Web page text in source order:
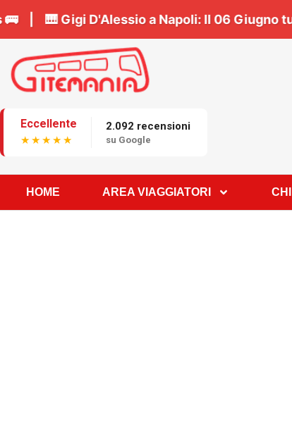
Prenota il tuo posto in bus 🚌 | 🎹Gigi
Eccellente
★★★★★
2.092 recensioni
su Google
HOME AREA VIAGGIATORI